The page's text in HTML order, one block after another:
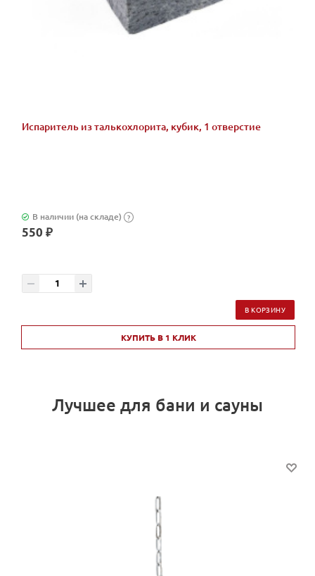
Испаритель из талькохлорита, кубик, 1 отверстие
В наличии (на складе) ?
550 ₽
В КОРЗИНУ
КУПИТЬ В 1 КЛИК
Лучшее для бани и сауны